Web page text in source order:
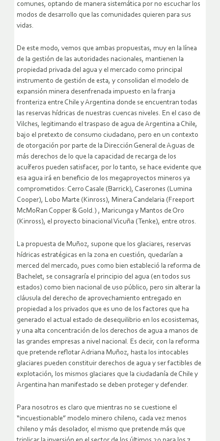
comunes, optando de manera sistemática por no escuchar los
modos de desarrollo que las comunidades quieren para sus
vidas.
De este modo, vemos que ambas propuestas, muy en la línea
de la gestión de las autoridades nacionales, mantienen la
propiedad privada del agua y el mercado como principal
instrumento de gestión de esta, y consolidan el modelo de
expansión minera desenfrenada impuesto en la franja
fronteriza entre Chile y Argentina donde se encuentran todas
las reservas hídricas de nuestras cuencas niveles. En el caso de
Vilches, legitimando el traspaso de agua de Argentina a Chile,
bajo el pretexto de consumo ciudadano, pero en un contexto
de otorgación por parte de la Dirección General de Aguas de
más derechos de lo que la capacidad de recarga de los
acuíferos pueden satisfacer, por lo tanto, se hace evidente que
esa agua irá en beneficio de los megaproyectos mineros ya
comprometidos: Cerro Casale (Barrick), Caserones (Lumina
Cooper), Lobo Marte (Kinross), Minera Candelaria (Freeport
McMoRan Copper & Gold.) , Maricunga y Mantos de Oro
(Kinross), el proyecto binacional Vicuña (Tenke), entre otros.
La propuesta de Muñoz, supone que los glaciares, reservas
hídricas estratégicas en la zona en cuestión, quedarían a
merced del mercado, pues como bien estableció la reforma de
Bachelet, se consagraría el principio del agua (en todos sus
estados) como bien nacional de uso público, pero sin alterar la
cláusula del derecho de aprovechamiento entregado en
propiedad a los privados que es uno de los factores que ha
generado el actual estado de desequilibrio en los ecosistemas,
y una alta concentración de los derechos de agua a manos de
las grandes empresas a nivel nacional. Es decir, con la reforma
que pretende reflotar Adriana Muñoz, hasta los intocables
glaciares pueden constituir derechos de agua y ser factibles de
explotación, los mismos glaciares que la ciudadanía de Chile y
Argentina han manifestado se deben proteger y defender.
Para nosotros es claro que mientras no se cuestione el
“incuestionable” modelo minero chileno, cada vez menos
chileno y más desolador, el mismo que pretende más que